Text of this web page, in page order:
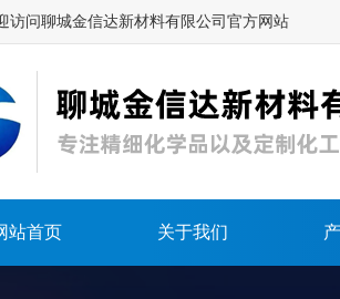
访问聊城金信达新材料有限公司官方网站
站首页 关于我们